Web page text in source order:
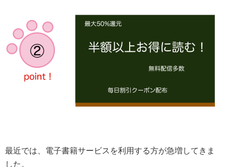
最近では、電子書籍サービスを利用する方が急増してきま
した。